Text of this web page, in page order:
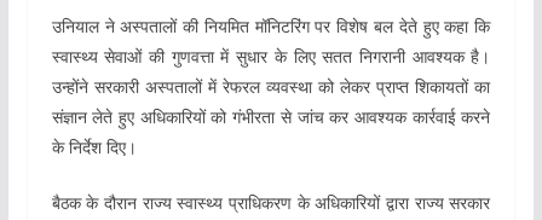
उनियाल ने अस्पतालों की नियमित मॉनिटरिंग पर विशेष बल देते हुए कहा कि
स्वास्थ्य सेवाओं की गुणवत्ता में सुधार के लिए सतत निगरानी आवश्यक है।
उन्होंने सरकारी अस्पतालों में रेफरल व्यवस्था को लेकर प्राप्त शिकायतों का
संज्ञान लेते हुए अधिकारियों को गंभीरता से जांच कर आवश्यक कार्रवाई करने
के निर्देश दिए।
बैठक के दौरान राज्य स्वास्थ्य प्राधिकरण के अधिकारियों द्वारा राज्य सरकार